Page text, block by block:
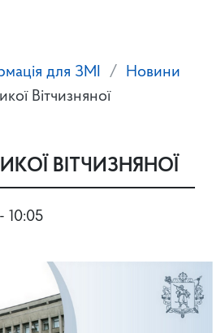
для ЗМІ
Новини
Вітчизняної
ВІТЧИЗНЯНОЇ
10:05